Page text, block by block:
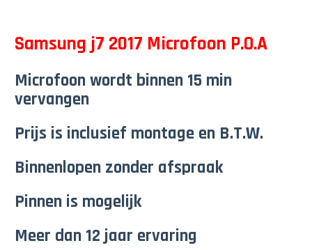
Samsung j7 2017 Microfoon P.O.A
Microfoon wordt binnen 15 min
vervangen
Prijs is inclusief montage en B.T.W.
Binnenlopen zonder afspraak
Pinnen is mogelijk
Meer dan 12 jaar ervaring